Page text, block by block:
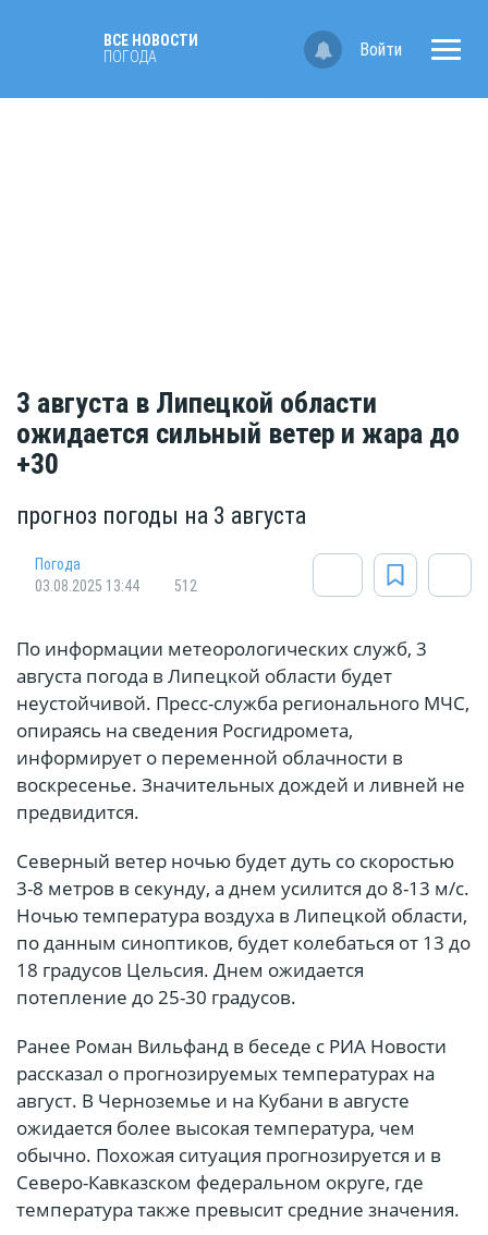
ВСЕ НОВОСТИ
ПОГОДА
Войти
3 августа в Липецкой области
ожидается сильный ветер и жара до
+30
прогноз погоды на 3 августа
Погода
03.08.2025 13:44
512
По информации метеорологических служб, 3
августа погода в Липецкой области будет
неустойчивой. Пресс-служба регионального МЧС,
опираясь на сведения Росгидромета,
информирует о переменной облачности в
воскресенье. Значительных дождей и ливней не
предвидится.
Северный ветер ночью будет дуть со скоростью
3-8 метров в секунду, а днем усилится до 8-13 м/с.
Ночью температура воздуха в Липецкой области,
по данным синоптиков, будет колебаться от 13 до
18 градусов Цельсия. Днем ожидается
потепление до 25-30 градусов.
Ранее Роман Вильфанд в беседе с РИА Новости
рассказал о прогнозируемых температурах на
август. В Черноземье и на Кубани в августе
ожидается более высокая температура, чем
обычно. Похожая ситуация прогнозируется и в
Северо-Кавказском федеральном округе, где
температура также превысит средние значения.